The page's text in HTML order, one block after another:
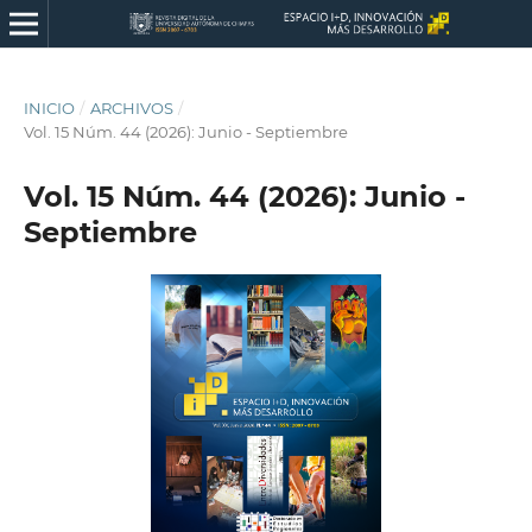
INICIO / ARCHIVOS /
Vol. 15 Núm. 44 (2026): Junio - Septiembre
Vol. 15 Núm. 44 (2026): Junio -
Septiembre